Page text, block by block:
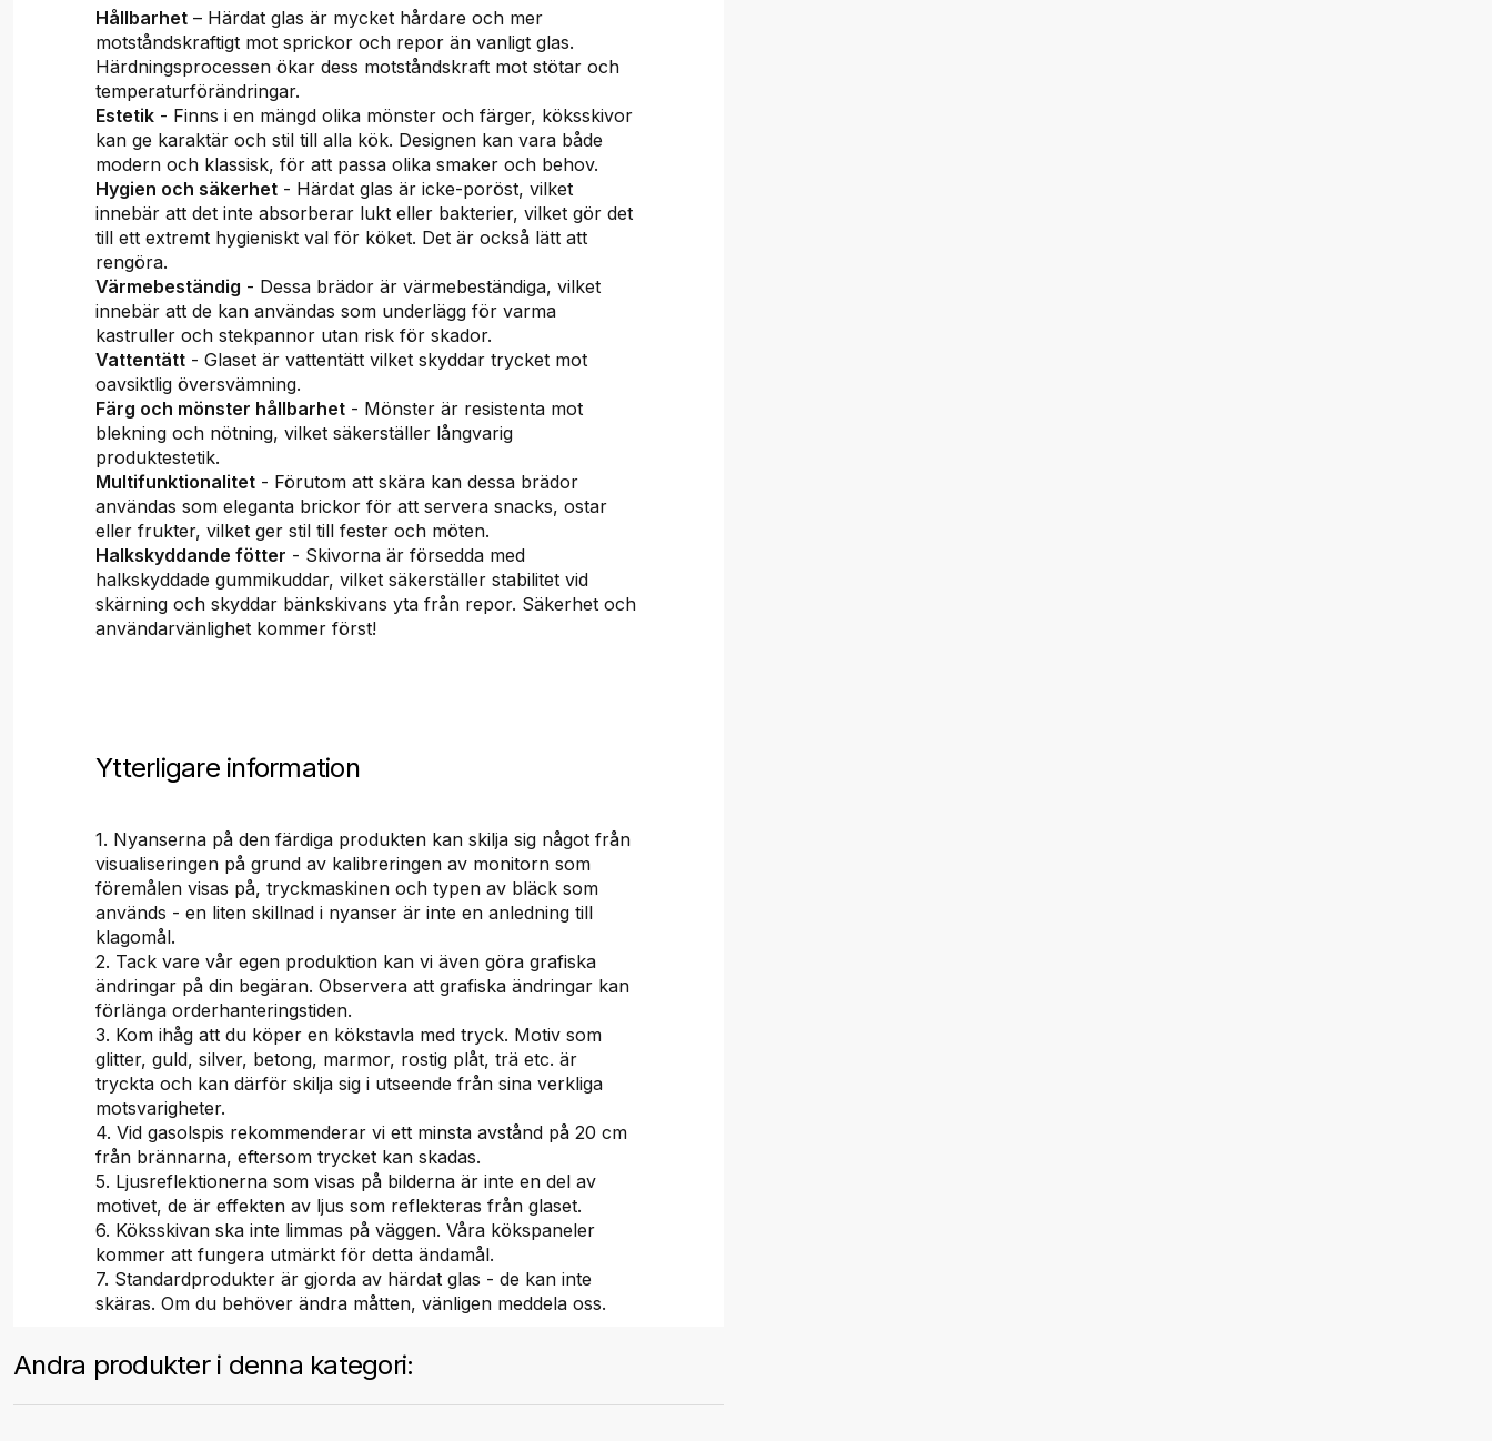
Hållbarhet – Härdat glas är mycket hårdare och mer
motståndskraftigt mot sprickor och repor än vanligt glas.
Härdningsprocessen ökar dess motståndskraft mot stötar och
temperaturförändringar.
Estetik - Finns i en mängd olika mönster och färger, köksskivor
kan ge karaktär och stil till alla kök. Designen kan vara både
modern och klassisk, för att passa olika smaker och behov.
Hygien och säkerhet - Härdat glas är icke-poröst, vilket
innebär att det inte absorberar lukt eller bakterier, vilket gör det
till ett extremt hygieniskt val för köket. Det är också lätt att
rengöra.
Värmebeständig - Dessa brädor är värmebeständiga, vilket
innebär att de kan användas som underlägg för varma
kastruller och stekpannor utan risk för skador.
Vattentätt - Glaset är vattentätt vilket skyddar trycket mot
oavsiktlig översvämning.
Färg och mönster hållbarhet - Mönster är resistenta mot
blekning och nötning, vilket säkerställer långvarig
produktestetik.
Multifunktionalitet - Förutom att skära kan dessa brädor
användas som eleganta brickor för att servera snacks, ostar
eller frukter, vilket ger stil till fester och möten.
Halkskyddande fötter - Skivorna är försedda med
halkskyddade gummikuddar, vilket säkerställer stabilitet vid
skärning och skyddar bänkskivans yta från repor. Säkerhet och
användarvänlighet kommer först!
Ytterligare information
1. Nyanserna på den färdiga produkten kan skilja sig något från
visualiseringen på grund av kalibreringen av monitorn som
föremålen visas på, tryckmaskinen och typen av bläck som
används - en liten skillnad i nyanser är inte en anledning till
klagomål.
2. Tack vare vår egen produktion kan vi även göra grafiska
ändringar på din begäran. Observera att grafiska ändringar kan
förlänga orderhanteringstiden.
3. Kom ihåg att du köper en kökstavla med tryck. Motiv som
glitter, guld, silver, betong, marmor, rostig plåt, trä etc. är
tryckta och kan därför skilja sig i utseende från sina verkliga
motsvarigheter.
4. Vid gasolspis rekommenderar vi ett minsta avstånd på 20 cm
från brännarna, eftersom trycket kan skadas.
5. Ljusreflektionerna som visas på bilderna är inte en del av
motivet, de är effekten av ljus som reflekteras från glaset.
6. Köksskivan ska inte limmas på väggen. Våra kökspaneler
kommer att fungera utmärkt för detta ändamål.
7. Standardprodukter är gjorda av härdat glas - de kan inte
skäras. Om du behöver ändra måtten, vänligen meddela oss.
Andra produkter i denna kategori: